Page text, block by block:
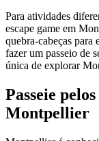
Para atividades
escape game em
quebra-cabeças para
fazer um passeio de
única de explorar
Passeie
Montpellier